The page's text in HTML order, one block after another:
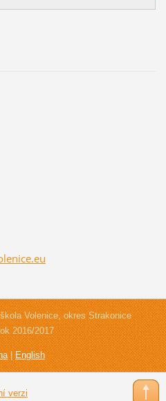
.eu
Volenice, okres Strakonice
2016/2017
|English
verzi